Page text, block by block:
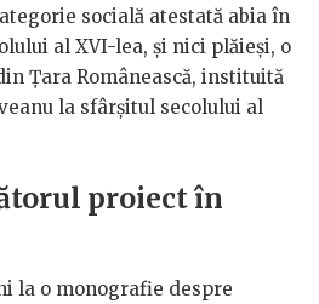
socială atestată abia în
al XVI-lea, şi nici plăieşi, o
Ţara Românească, instituită
la sfârşitul secolului al
proiect în
la o monografie despre